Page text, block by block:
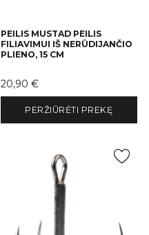
PEILIS MUSTAD PEILIS
FILIAVIMUI IŠ NERŪDIJANČIO
PLIENO, 15 CM
Kaina
20,90 €
PERŽIŪRĖTI PREKĘ